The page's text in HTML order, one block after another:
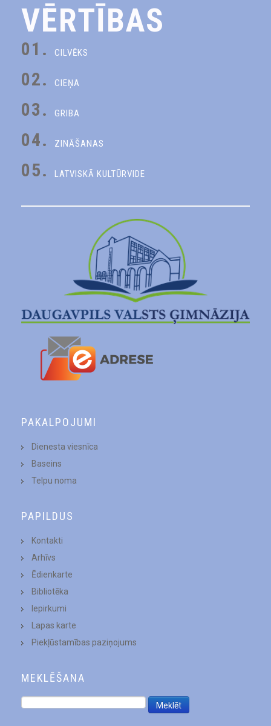
VĒRTĪBAS
01. CILVĒKS
02. CIEŅA
03. GRIBA
04. ZINĀŠANAS
05. LATVISKĀ KULTŪRVIDE
PAKALPOJUMI
Dienesta viesnīca
Baseins
Telpu noma
PAPILDUS
Kontakti
Arhīvs
Ēdienkarte
Bibliotēka
Iepirkumi
Lapas karte
Piekļūstamības paziņojums
MEKLĒŠANA